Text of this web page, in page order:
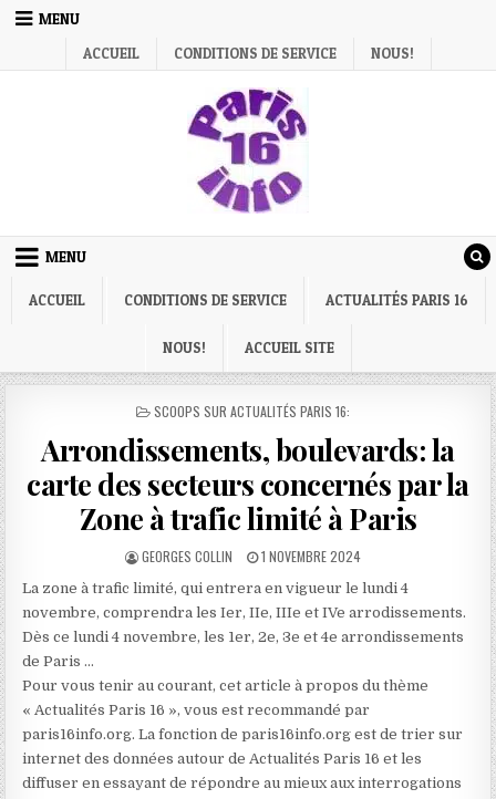
Skip
MENU
ACCUEIL
CONDITIONS DE SERVICE NOUS!
MENU
ACCUEIL CONDITIONS DE SERVICE ACTUALITÉS PARIS 16
NOUS! ACCUEIL SITE
POSTED
SCOOPS SUR ACTUALITÉS PARIS 16:
Arrondissements, boulevards: la
carte des secteurs concernés par la
Zone à trafic limité à Paris
AUTHOR:
GEORGES COLLIN
PUBLISHED
1 NOVEMBRE 2024
La zone à trafic limité, qui entrera en vigueur le lundi 4
novembre, comprendra les Ier, IIe, IIIe et IVe arrodissements.
Dès ce lundi 4 novembre, les 1er, 2e, 3e et 4e arrondissements
de Paris …
Pour vous tenir au courant, cet article à propos du thème
« Actualités Paris 16 », vous est recommandé par
paris16info.org. La fonction de paris16info.org est de trier sur
internet des données autour de Actualités Paris 16 et les
diffuser en essayant de répondre au mieux aux interrogations